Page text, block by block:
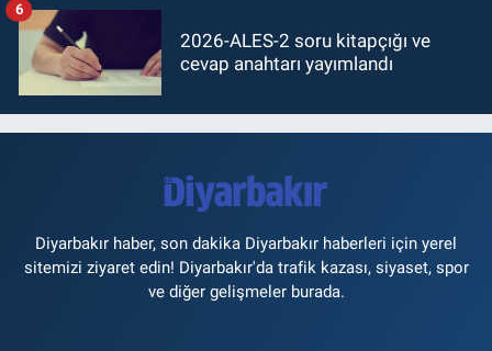
2026-ALES-2 soru kitapçığı ve
cevap anahtarı yayımlandı
6
Diyarbakır haber, son dakika Diyarbakır haberleri için yerel
sitemizi ziyaret edin! Diyarbakır'da trafik kazası, siyaset, spor
ve diğer gelişmeler burada.